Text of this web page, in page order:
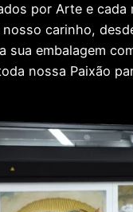
por Arte e cada
carinho,
sua embalagem
nossa Paixão